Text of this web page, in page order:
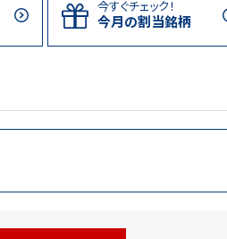
今すぐチェック！
今月の割当銘柄